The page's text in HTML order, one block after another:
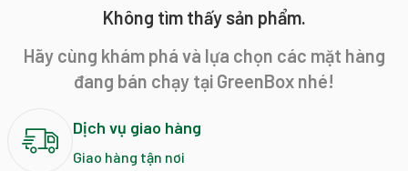
Không tìm thấy sản phẩm.
Hãy cùng khám phá và lựa chọn các mặt hàng
đang bán chạy tại GreenBox nhé!
Dịch vụ giao hàng
Giao hàng tận nơi